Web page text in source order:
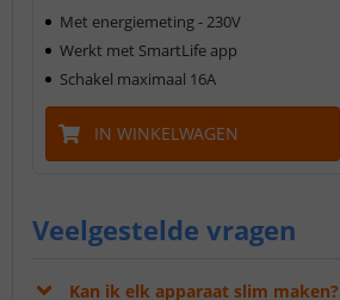
Met energiemeting - 230V
Werkt met SmartLife app
Schakel maximaal 16A
IN WINKELWAGEN
Veelgestelde vragen
Kan ik elk apparaat slim maken?